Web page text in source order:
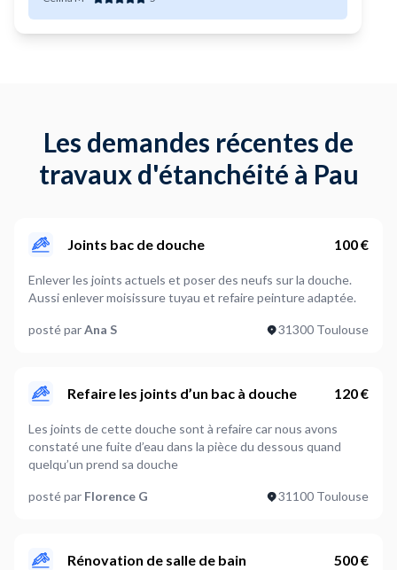
Les demandes récentes de
travaux d'étanchéité à Pau
Joints bac de douche 100 €
Enlever les joints actuels et poser des neufs sur la douche.
Aussi enlever moisissure tuyau et refaire peinture adaptée.
posté parAna S 31300 Toulouse
Refaire les joints d’un bac à douche 120 €
Les joints de cette douche sont à refaire car nous avons
constaté une fuite d’eau dans la pièce du dessous quand
quelqu’un prend sa douche
posté par Florence G 31100 Toulouse
Rénovation de salle de bain 500 €